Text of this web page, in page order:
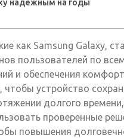
надежным на годы
как Samsung Galaxy,
пользователей по
и обеспечения
устройство
долгого
проверенные
повышения